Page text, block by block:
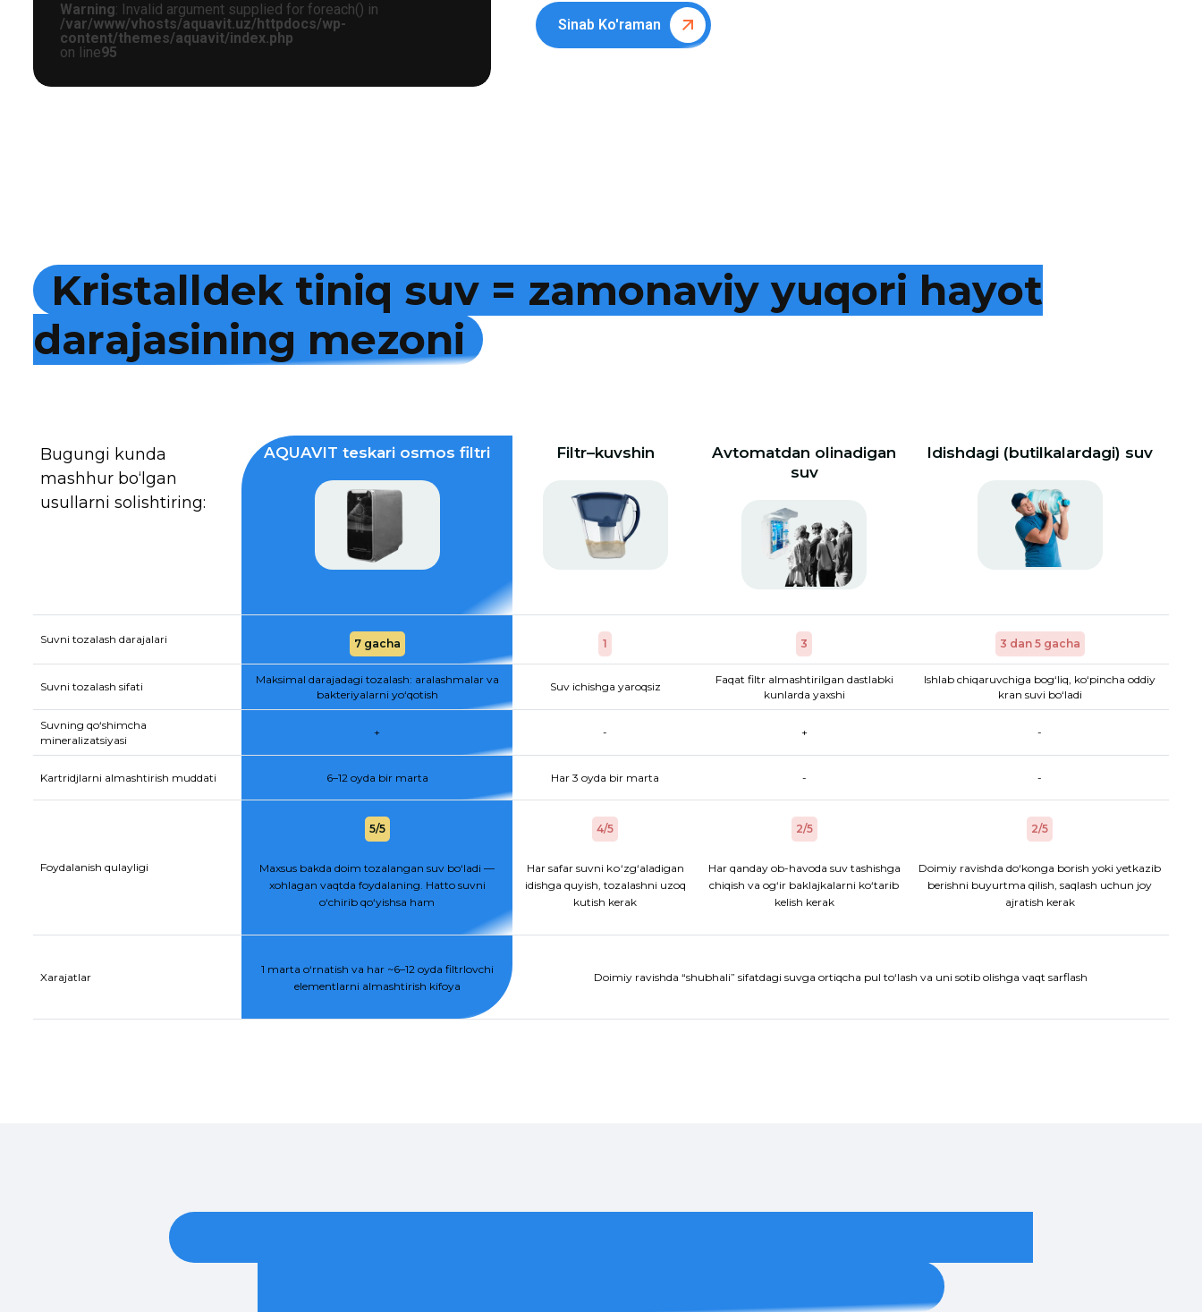
Warning: Invalid argument supplied for foreach() in
/var/www/vhosts/aquavit.uz/httpdocs/wp-
content/themes/aquavit/index.php
on line95
Sinab Ko'raman
Kristalldek tiniq suv = zamonaviy yuqori hayot
darajasining mezoni
Bugungi kunda
mashhur bo‘lgan
usullarni solishtiring:
AQUAVIT teskari osmos filtri Filtr–kuvshin
Avtomatdan olinadigan
suv
Idishdagi (butilkalardagi) suv
Suvni tozalash darajalari 7 gacha 1 3 3 dan 5 gacha
Suvni tozalash sifati
Maksimal darajadagi tozalash: aralashmalar va
bakteriyalarni yo‘qotish
Suv ichishga yaroqsiz
Faqat filtr almashtirilgan dastlabki
kunlarda yaxshi
Ishlab chiqaruvchiga bog‘liq, ko‘pincha oddiy
kran suvi bo‘ladi
Suvning qo‘shimcha
mineralizatsiyasi
+ - + -
Kartridjlarni almashtirish muddati 6–12 oyda bir marta Har 3 oyda bir marta - -
Foydalanish qulayligi
5/5
Maxsus bakda doim tozalangan suv bo‘ladi —
xohlagan vaqtda foydalaning. Hatto suvni
o‘chirib qo‘yishsa ham
4/5
Har safar suvni kо‘zg‘aladigan
idishga quyish, tozalashni uzoq
kutish kerak
2/5
Har qanday ob-havoda suv tashishga
chiqish va og‘ir baklajkalarni ko‘tarib
kelish kerak
2/5
Doimiy ravishda do‘konga borish yoki yetkazib
berishni buyurtma qilish, saqlash uchun joy
ajratish kerak
Xarajatlar
1 marta o‘rnatish va har ~6–12 oyda filtrlovchi
elementlarni almashtirish kifoya
Doimiy ravishda “shubhali” sifatdagi suvga ortiqcha pul to‘lash va uni sotib olishga vaqt sarflash